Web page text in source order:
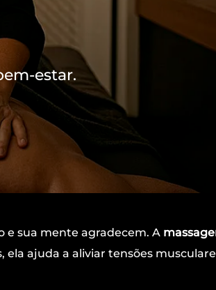
estar.​
e sua mente agradecem. A
ajuda a aliviar tensões